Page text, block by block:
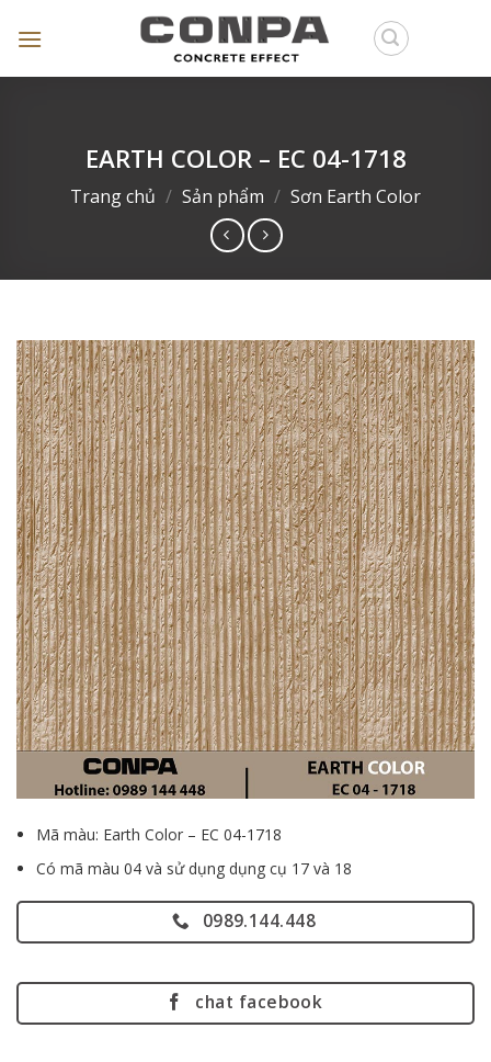
EARTH COLOR – EC 04-1718
Trang chủ / Sản phẩm / Sơn Earth Color
Mã màu: Earth Color – EC 04-1718
Có mã màu 04 và sử dụng dụng cụ 17 và 18
0989.144.448
chat facebook